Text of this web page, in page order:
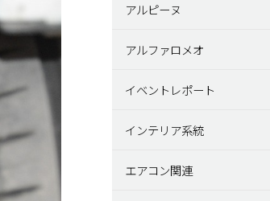
アルピーヌ
アルファロメオ
イベントレポート
インテリア系統
エアコン関連